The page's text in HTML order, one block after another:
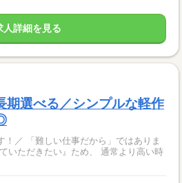
人詳細を見る
期選べる／シンプルな軽作
はありま
いただきたい』ため、 通常より高い時